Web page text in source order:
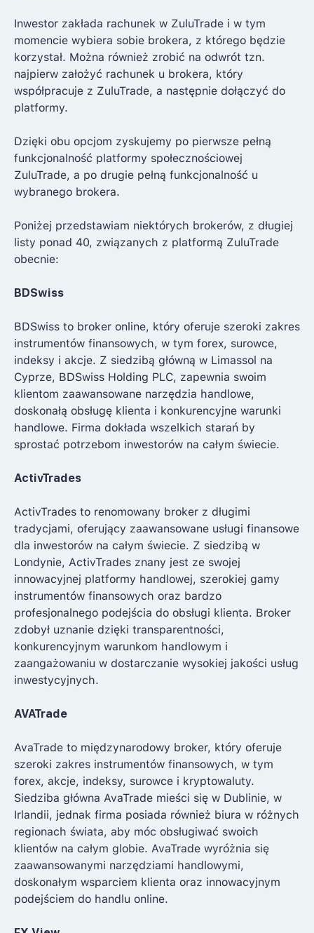
Inwestor zakłada rachunek w ZuluTrade i w tym
momencie wybiera sobie brokera, z którego będzie
korzystał. Można również zrobić na odwrót tzn.
najpierw założyć rachunek u brokera, który
współpracuje z ZuluTrade, a następnie dołączyć do
platformy.
Dzięki obu opcjom zyskujemy po pierwsze pełną
funkcjonalność platformy społecznościowej
ZuluTrade, a po drugie pełną funkcjonalność u
wybranego brokera.
Poniżej przedstawiam niektórych brokerów, z długiej
listy ponad 40, związanych z platformą ZuluTrade
obecnie:
BDSwiss
BDSwiss to broker online, który oferuje szeroki zakres
instrumentów finansowych, w tym forex, surowce,
indeksy i akcje. Z siedzibą główną w Limassol na
Cyprze, BDSwiss Holding PLC, zapewnia swoim
klientom zaawansowane narzędzia handlowe,
doskonałą obsługę klienta i konkurencyjne warunki
handlowe. Firma dokłada wszelkich starań by
sprostać potrzebom inwestorów na całym świecie.
ActivTrades
ActivTrades to renomowany broker z długimi
tradycjami, oferujący zaawansowane usługi finansowe
dla inwestorów na całym świecie. Z siedzibą w
Londynie, ActivTrades znany jest ze swojej
innowacyjnej platformy handlowej, szerokiej gamy
instrumentów finansowych oraz bardzo
profesjonalnego podejścia do obsługi klienta. Broker
zdobył uznanie dzięki transparentności,
konkurencyjnym warunkom handlowym i
zaangażowaniu w dostarczanie wysokiej jakości usług
inwestycyjnych.
AVATrade
AvaTrade to międzynarodowy broker, który oferuje
szeroki zakres instrumentów finansowych, w tym
forex, akcje, indeksy, surowce i kryptowaluty.
Siedziba główna AvaTrade mieści się w Dublinie, w
Irlandii, jednak firma posiada również biura w różnych
regionach świata, aby móc obsługiwać swoich
klientów na całym globie. AvaTrade wyróżnia się
zaawansowanymi narzędziami handlowymi,
doskonałym wsparciem klienta oraz innowacyjnym
podejściem do handlu online.